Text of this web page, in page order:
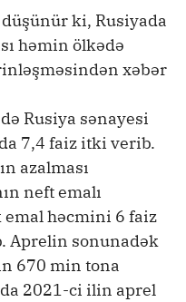
ki, Rusiyada
həmin ölkədə
xəbər
Rusiya sənayesi
7,4 faiz itki verib.
azalması
neft emalı
emal həcmini 6 faiz
Aprelin sonunadək
670 min tona
2021-ci ilin aprel